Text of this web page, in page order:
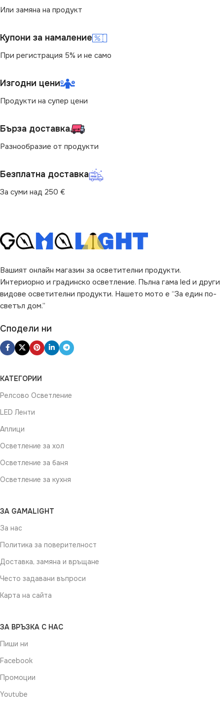
НАПРЕЖЕНИЕ (V)
МОЩНОСТ (W) 4.9
ЕНЕРГИЕН КЛАС
(LM)
ФОРМА НА ЛАМПАТА
Или замяна на продукт
Купони за намаление
При регистрация 5% и не само
Изгодни цени
Продукти на супер цени
Бърза доставка
Разнообразие от продукти
Безплатна доставка
За суми над 250 €
Вашият онлайн магазин за осветителни продукти.
Интериорно и градинско осветление. Пълна гама led и други
видове осветителни продукти. Нашето мото е “За един по-
светъл дом.”
Сподели ни
КАТЕГОРИИ
Релсово Осветление
LED Ленти
Аплици
Осветление за хол
Осветление за баня
Осветление за кухня
ЗА GAMALIGHT
За нас
Политика за поверителност
Доставка, замяна и връщане
Често задавани въпроси
Карта на сайта
ЗА ВРЪЗКА С НАС
Пиши ни
Facebook
Промоции
Youtube